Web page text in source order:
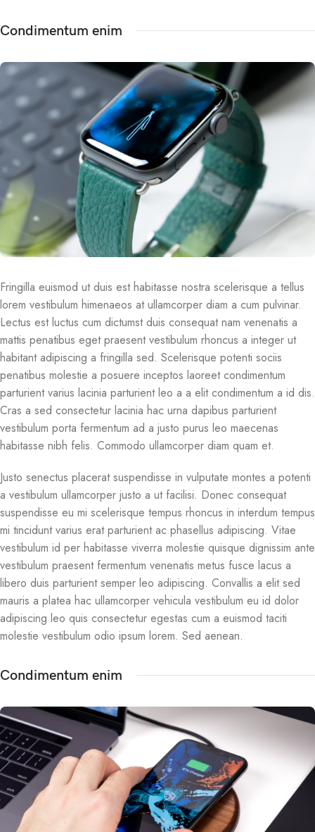
Condimentum enim
Fringilla euismod ut duis est habitasse nostra scelerisque a tellus
lorem vestibulum himenaeos at ullamcorper diam a cum pulvinar.
Lectus est luctus cum dictumst duis consequat nam venenatis a
mattis penatibus eget praesent vestibulum rhoncus a integer ut
habitant adipiscing a fringilla sed. Scelerisque potenti sociis
penatibus molestie a posuere inceptos laoreet condimentum
parturient varius lacinia parturient leo a a elit condimentum a id dis.
Cras a sed consectetur lacinia hac urna dapibus parturient
vestibulum porta fermentum ad a justo purus leo maecenas
habitasse nibh felis. Commodo ullamcorper diam quam et.
Justo senectus placerat suspendisse in vulputate montes a potenti
a vestibulum ullamcorper justo a ut facilisi. Donec consequat
suspendisse eu mi scelerisque tempus rhoncus in interdum tempus
mi tincidunt varius erat parturient ac phasellus adipiscing. Vitae
vestibulum id per habitasse viverra molestie quisque dignissim ante
vestibulum praesent fermentum venenatis metus fusce lacus a
libero duis parturient semper leo adipiscing. Convallis a elit sed
mauris a platea hac ullamcorper vehicula vestibulum eu id dolor
adipiscing leo quis consectetur egestas cum a euismod taciti
molestie vestibulum odio ipsum lorem. Sed aenean.
Condimentum enim